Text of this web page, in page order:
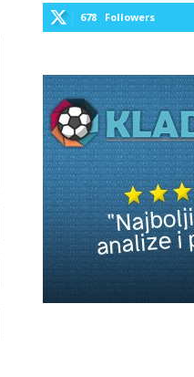
678 Followers